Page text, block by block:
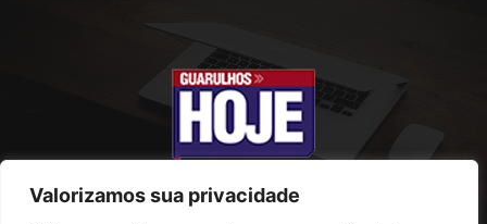
Valorizamos sua privacidade